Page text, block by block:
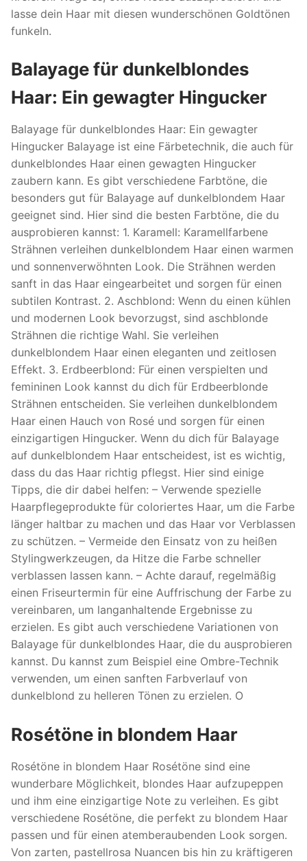
lasse dein Haar mit diesen wunderschönen Goldtönen
funkeln.
Balayage für dunkelblondes
Haar: Ein gewagter Hingucker
Balayage für dunkelblondes Haar: Ein gewagter
Hingucker Balayage ist eine Färbetechnik, die auch für
dunkelblondes Haar einen gewagten Hingucker
zaubern kann. Es gibt verschiedene Farbtöne, die
besonders gut für Balayage auf dunkelblondem Haar
geeignet sind. Hier sind die besten Farbtöne, die du
ausprobieren kannst: 1. Karamell: Karamellfarbene
Strähnen verleihen dunkelblondem Haar einen warmen
und sonnenverwöhnten Look. Die Strähnen werden
sanft in das Haar eingearbeitet und sorgen für einen
subtilen Kontrast. 2. Aschblond: Wenn du einen kühlen
und modernen Look bevorzugst, sind aschblonde
Strähnen die richtige Wahl. Sie verleihen
dunkelblondem Haar einen eleganten und zeitlosen
Effekt. 3. Erdbeerblond: Für einen verspielten und
femininen Look kannst du dich für Erdbeerblonde
Strähnen entscheiden. Sie verleihen dunkelblondem
Haar einen Hauch von Rosé und sorgen für einen
einzigartigen Hingucker. Wenn du dich für Balayage
auf dunkelblondem Haar entscheidest, ist es wichtig,
dass du das Haar richtig pflegst. Hier sind einige
Tipps, die dir dabei helfen: – Verwende spezielle
Haarpflegeprodukte für coloriertes Haar, um die Farbe
länger haltbar zu machen und das Haar vor Verblassen
zu schützen. – Vermeide den Einsatz von zu heißen
Stylingwerkzeugen, da Hitze die Farbe schneller
verblassen lassen kann. – Achte darauf, regelmäßig
einen Friseurtermin für eine Auffrischung der Farbe zu
vereinbaren, um langanhaltende Ergebnisse zu
erzielen. Es gibt auch verschiedene Variationen von
Balayage für dunkelblondes Haar, die du ausprobieren
kannst. Du kannst zum Beispiel eine Ombre-Technik
verwenden, um einen sanften Farbverlauf von
dunkelblond zu helleren Tönen zu erzielen. O
Rosétöne in blondem Haar
Rosétöne in blondem Haar Rosétöne sind eine
wunderbare Möglichkeit, blondes Haar aufzupeppen
und ihm eine einzigartige Note zu verleihen. Es gibt
verschiedene Rosétöne, die perfekt zu blondem Haar
passen und für einen atemberaubenden Look sorgen.
Von zarten, pastellrosa Nuancen bis hin zu kräftigeren